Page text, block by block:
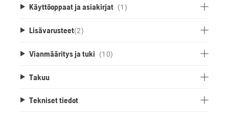
Käyttöoppaat ja asiakirjat (1)
Lisävarusteet(2)
Vianmääritys ja tuki (10)
Takuu
Tekniset tiedot